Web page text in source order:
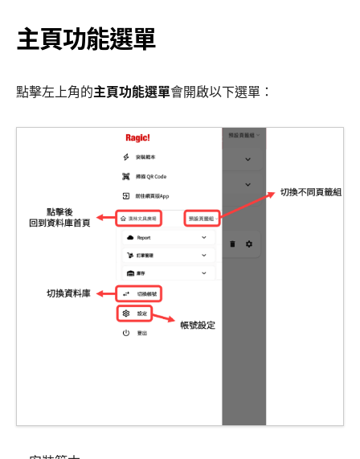
主頁功能選單
點擊左上角的主頁功能選單會開啟以下選單：